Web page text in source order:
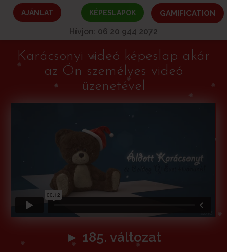
AJÁNLAT KÉPESLAPOK GAMIFICATION
Hívjon: 06 20 944 2072
Karácsonyi videó képeslap akár
az Ön személyes videó
üzenetével
► 185. változat